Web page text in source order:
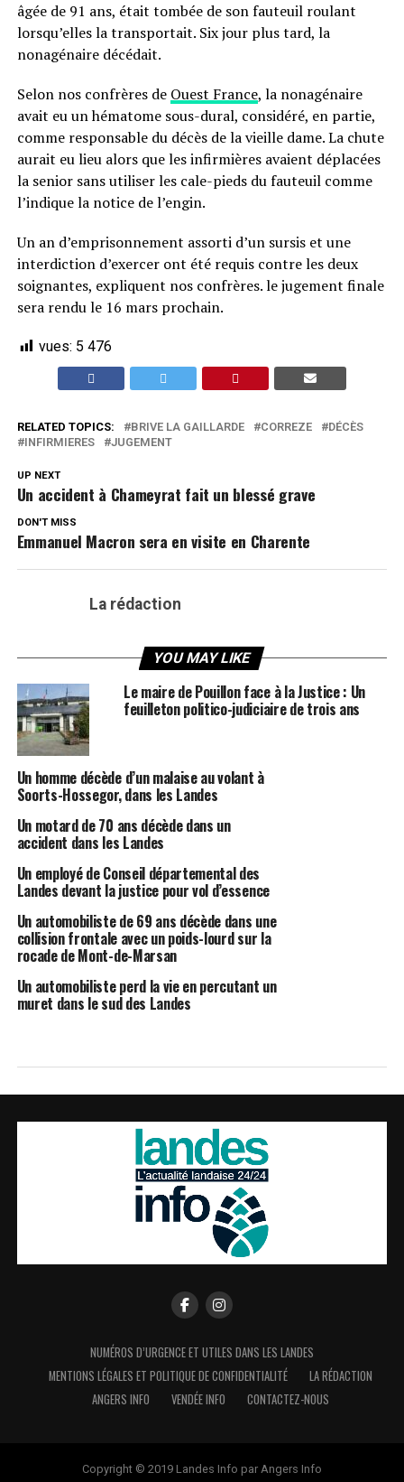
âgée de 91 ans, était tombée de son fauteuil roulant
lorsqu’elles la transportait. Six jour plus tard, la
nonagénaire décédait.
Selon nos confrères de Ouest France, la nonagénaire
avait eu un hématome sous-dural, considéré, en partie,
comme responsable du décès de la vieille dame. La chute
aurait eu lieu alors que les infirmières avaient déplacées
la senior sans utiliser les cale-pieds du fauteuil comme
l’indique la notice de l’engin.
Un an d’emprisonnement assorti d’un sursis et une
interdiction d’exercer ont été requis contre les deux
soignantes, expliquent nos confrères. le jugement finale
sera rendu le 16 mars prochain.
vues: 5 476
RELATED TOPICS: BRIVE LA GAILLARDE CORREZE
DÉCÈS
INFIRMIERES
JUGEMENT
UP NEXT
Un accident à Chameyrat fait un blessé grave
DON'T MISS
Emmanuel Macron sera en visite en Charente
La rédaction
YOU MAY LIKE
Le maire de Pouillon face à la Justice : Un
feuilleton politico-judiciaire de trois ans
Un homme décède d’un malaise au volant à
Soorts-Hossegor, dans les Landes
Un motard de 70 ans décède dans un
accident dans les Landes
Un employé de Conseil départemental des
Landes devant la justice pour vol d’essence
Un automobiliste de 69 ans décède dans une
collision frontale avec un poids-lourd sur la
rocade de Mont-de-Marsan
Un automobiliste perd la vie en percutant un
muret dans le sud des Landes
NUMÉROS D’URGENCE ET UTILES DANS LES LANDES
MENTIONS LÉGALES ET POLITIQUE DE CONFIDENTIALITÉ
LA RÉDACTION
ANGERS INFO
VENDÉE INFO CONTACTEZ-NOUS
Copyright © 2019 Landes Info par Angers Info